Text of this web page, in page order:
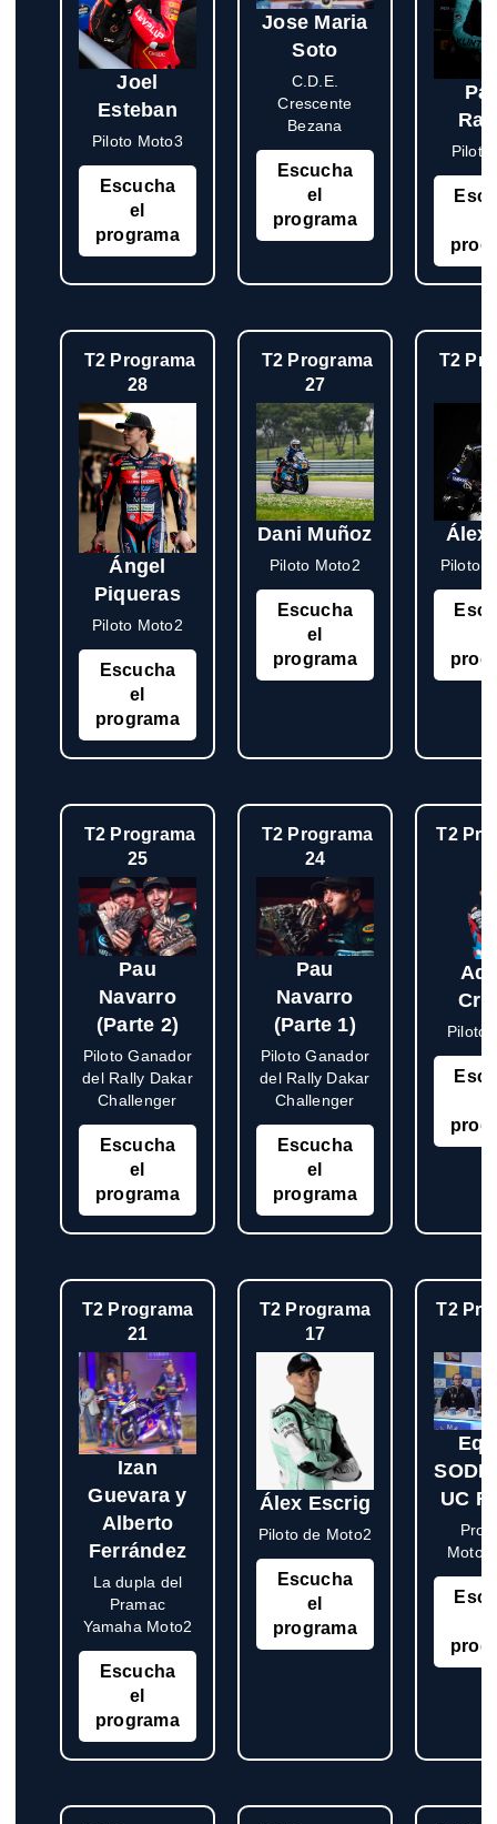
Joel
Esteban
Piloto Moto3
Escucha
el
programa
Jose Maria
Soto
C.D.E.
Crescente
Bezana
Escucha
el
programa
Piloto
T2 Programa
28
Ángel
Piqueras
Piloto Moto2
Escucha
el
programa
T2 Programa
27
Dani Muñoz
Piloto Moto2
Escucha
el
programa
T2
Álex
Piloto
T2 Programa
25
Pau
Navarro
(Parte 2)
Piloto Ganador
del Rally Dakar
Challenger
Escucha
el
programa
T2 Programa
24
Pau
Navarro
(Parte 1)
Piloto Ganador
del Rally Dakar
Challenger
Escucha
el
programa
T2
Piloto
T2 Programa
21
Izan
Guevara y
Alberto
Ferrández
La dupla del
Pramac
Yamaha Moto2
Escucha
el
programa
T2 Programa
17
Álex Escrig
Piloto de Moto2
Escucha
el
programa
T2
UC